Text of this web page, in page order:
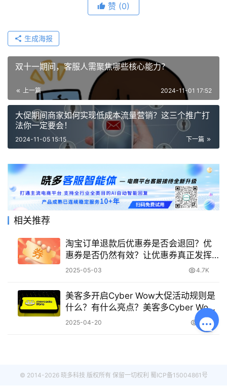
赞 (0)
生成海报
双十一期间，客服人需聚焦哪些核心能力？
上一篇 2024-11-01 17:52
大促期间商家如何实现低成本流量营销？这三个推广打
法你一定要会！
下一篇
2024-11-05 15:15
相关推荐
淘宝订单退款后优惠券是否会退回？优
惠券是否仍然有效？让优惠券真正发挥
其省钱的作用！
2025-05-03 4.7K
美客多开启Cyber Wow大促活动规则是
什么？有什么亮点？美客多Cyber Wow
大促活动规则详解及亮点解析
2025-04-20 702
© 2014-2026 晓多科技 版权所有 保留一切权利 蜀ICP备15004861号